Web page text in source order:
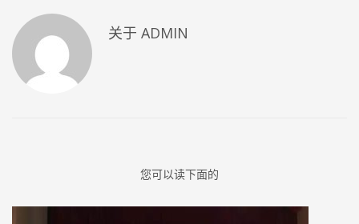
关于 ADMIN
您可以读下面的